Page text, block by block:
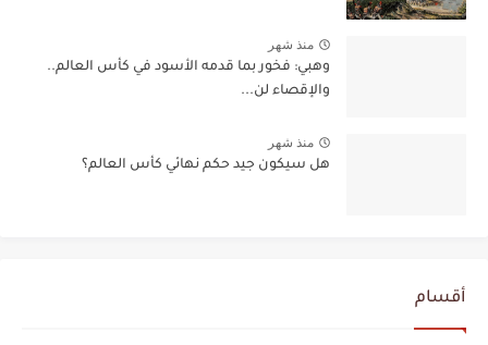
منذ شهر
وهبي: فخور بما قدمه الأسود في كأس العالم..
والإقصاء لن...
منذ شهر
هل سيكون جيد حكم نهائي كأس العالم؟
أقسام